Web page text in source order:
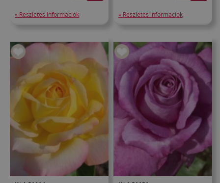
» Részletes információk » Részletes információk